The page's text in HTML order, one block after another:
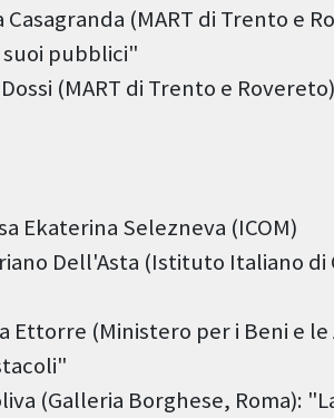
Casagranda (MART di Trento e
suoi pubblici"
(MART di Trento e
Ekaterina Selezneva (ICOM)
Dell'Asta (Istituto Italiano
Ettorre (Ministero per i Beni e le
(Galleria Borghese, Roma):